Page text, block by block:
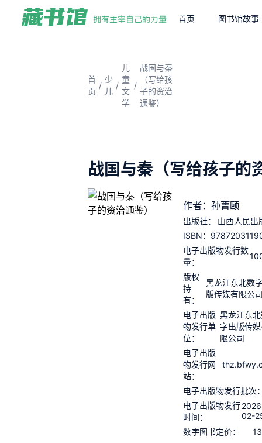
首页 图书馆故事
首
页
/
少
儿
/
儿
童
文
学
/
战国与秦
（写给孩
子的资治
通鉴）
战国与秦（写给孩子的
作者：孙菁颐
出版社：
山西人民出
ISBN：
电子出版物发行数
量：
版权
持
有：
黑龙江东北数
版传媒有限公
电子出版
物发行单
位：
黑龙江东
字出版传
限公司
电子出版
物发行网
站：
电子出版物发行批次
电子出版物发行
时间：
02-
数字图书定价：